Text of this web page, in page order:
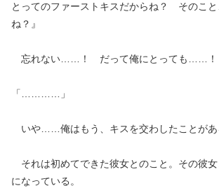
とってのファーストキスだからね？ そのこ
ね？』
忘れない……！ だって俺にとっても……！
「…………」
いや……俺はもう、キスを交わしたことがあ
それは初めてできた彼女とのこと。その彼
になっている。